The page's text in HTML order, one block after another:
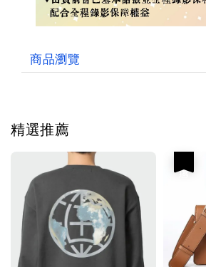
商品瀏覽
精選推薦